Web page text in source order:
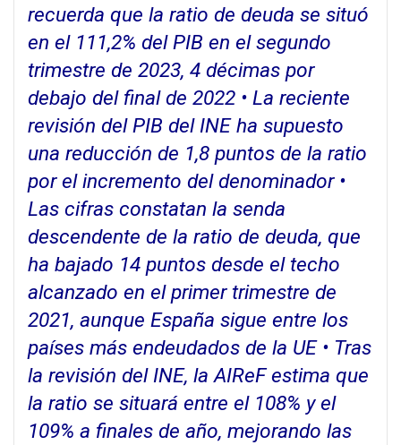
recuerda que la ratio de deuda se situó
en el 111,2% del PIB en el segundo
trimestre de 2023, 4 décimas por
debajo del final de 2022 • La reciente
revisión del PIB del INE ha supuesto
una reducción de 1,8 puntos de la ratio
por el incremento del denominador •
Las cifras constatan la senda
descendente de la ratio de deuda, que
ha bajado 14 puntos desde el techo
alcanzado en el primer trimestre de
2021, aunque España sigue entre los
países más endeudados de la UE • Tras
la revisión del INE, la AIReF estima que
la ratio se situará entre el 108% y el
109% a finales de año, mejorando las